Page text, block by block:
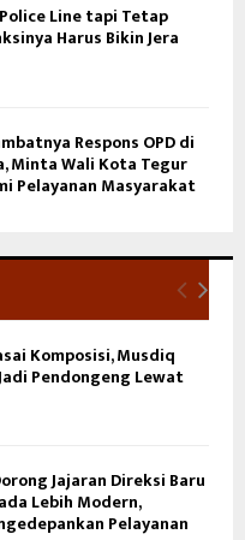
Line tapi Tetap
Harus Bikin Jera
Respons OPD di
Minta Wali Kota Tegur
Pelayanan Masyarakat
Komposisi, Musdiq
Pendongeng Lewat
Jajaran Direksi Baru
Lebih Modern,
Pelayanan